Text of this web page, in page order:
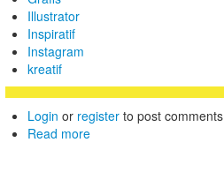
Illustrator
Inspiratif
Instagram
kreatif
Login or register to post comments
Read more